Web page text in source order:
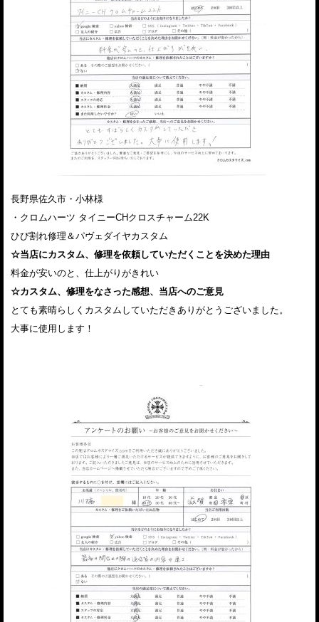
長野県佐久市・小林様
・クロムハーツ タイニーCHクロスチャーム22K
ひび割れ修理＆パヴェダイヤカスタム
☆当店にカスタム、修理を依頼していただくことを決めた理由
料金が安いのと、仕上がりがきれい
☆カスタム、修理をなさった感想、当店へのご意見
とても素晴らしくカスタムしていただきありがとうございました。
大事に使用します！